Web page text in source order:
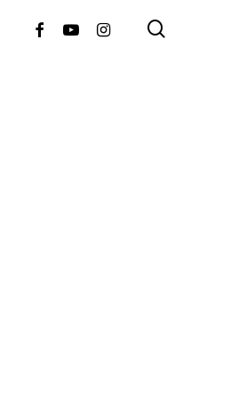
FacebookYoutubeInstagram